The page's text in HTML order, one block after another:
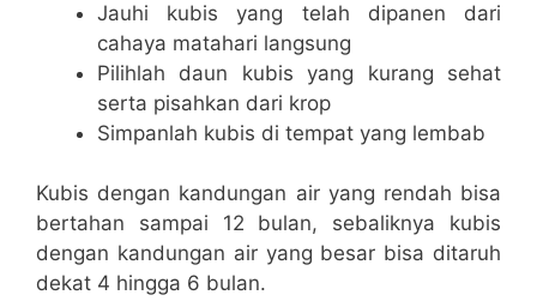
Jauhi kubis yang telah dipanen dari
cahaya matahari langsung
Pilihlah daun kubis yang kurang sehat
serta pisahkan dari krop
Simpanlah kubis di tempat yang lembab
Kubis dengan kandungan air yang rendah bisa
bertahan sampai 12 bulan, sebaliknya kubis
dengan kandungan air yang besar bisa ditaruh
dekat 4 hingga 6 bulan.